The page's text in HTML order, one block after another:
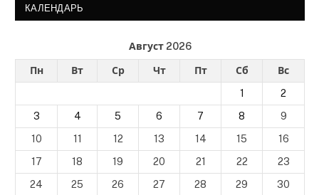
КАЛЕНДАРЬ
Август 2026
Пн Вт Ср Чт Пт Сб
Вс
1
2
3
4 5 6 7 8
9
10
11 12 13 14 15
16
17
18 19 20 21 22
23
24
25 26 27 28 29 30